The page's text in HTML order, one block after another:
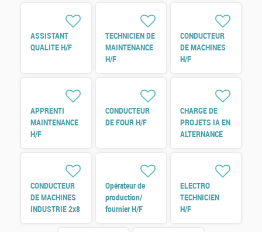
ASSISTANT
QUALITE H/F
TECHNICIEN DE
MAINTENANCE
H/F
CONDUCTEUR
DE MACHINES
H/F
APPRENTI
MAINTENANCE
H/F
CONDUCTEUR
DE FOUR H/F
CHARGE DE
PROJETS IA EN
ALTERNANCE
CONDUCTEUR
DE MACHINES
INDUSTRIE 2x8
Opérateur de
production/
fournier H/F
ELECTRO
TECHNICIEN
H/F